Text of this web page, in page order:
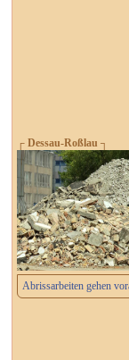
┌ Dessau-Roßlau ┐
Abrissarbeiten gehen